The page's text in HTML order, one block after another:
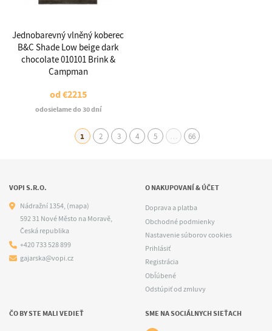
Jednobarevný vlněný koberec
B&C Shade Low beige dark
chocolate 010101 Brink &
Campman
od€2215
odosielame do 30 dní
1 2 3 4 5 … 66
VOPI S.R.O.
Nádražní 1354,(mapa)
592 31 Nové Město na Moravě,
Česká republika
+420 733 528 899
gajarska@vopi.cz
O NAKUPOVANÍ & ÚČET
Doprava a platba
Obchodné podmienky
Nastavenie súborov cookies
Prihlásiť
Registrácia
Obľúbené
Odstúpiť od zmluvy
ČO BY STE MALI VEDIEŤ SME NA SOCIÁLNYCH SIEŤACH